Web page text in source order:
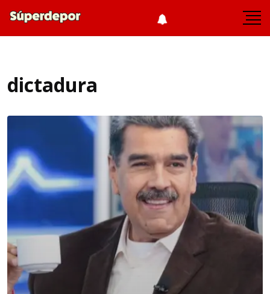
dictadura